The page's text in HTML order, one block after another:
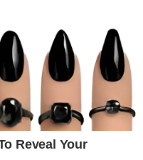
Reveal Your